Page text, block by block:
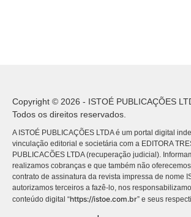
Copyright © 2026 - ISTOÉ PUBLICAÇÕES
Todos os direitos reservados.
A ISTOÉ PUBLICAÇÕES LTDA é um portal digital
vinculação editorial e societária com a EDITORA
PUBLICACÕES LTDA (recuperação judicial).
realizamos cobranças e que também não
contrato de assinatura da revista impressa de nome
autorizamos terceiros a fazê-lo, nos
conteúdo digital “https://istoe.com.br” e seus